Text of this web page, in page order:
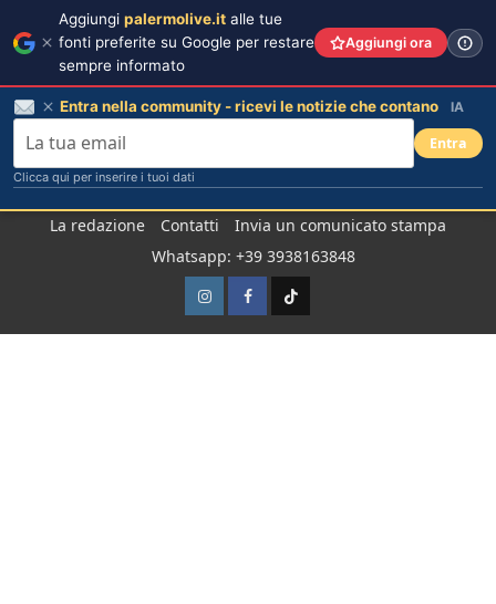
La redazione Contatti
Invia un comunicato stampa
Whatsapp: +39 3938163848
InstagramFacebook
TikTok
Aggiungi palermolive.it alle tue
fonti preferite su Google per restare
sempre informato
Aggiungi ora
Entra nella community - ricevi le notizie che contano IA
Entra
Clicca qui per inserire i tuoi dati